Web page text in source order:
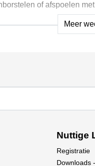
of afspoelen
schone en consistente
Meer
Nuttige
Registratie
Downloads